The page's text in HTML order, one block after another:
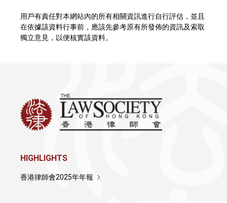
用戶有責任對本網站內的所有相關資訊進行自行評估，並且
在依據該資料行事前，應該先參考原有所發佈的資訊及索取
獨立意見，以便核實該資料。
HIGHLIGHTS
香港律師會2025年年報